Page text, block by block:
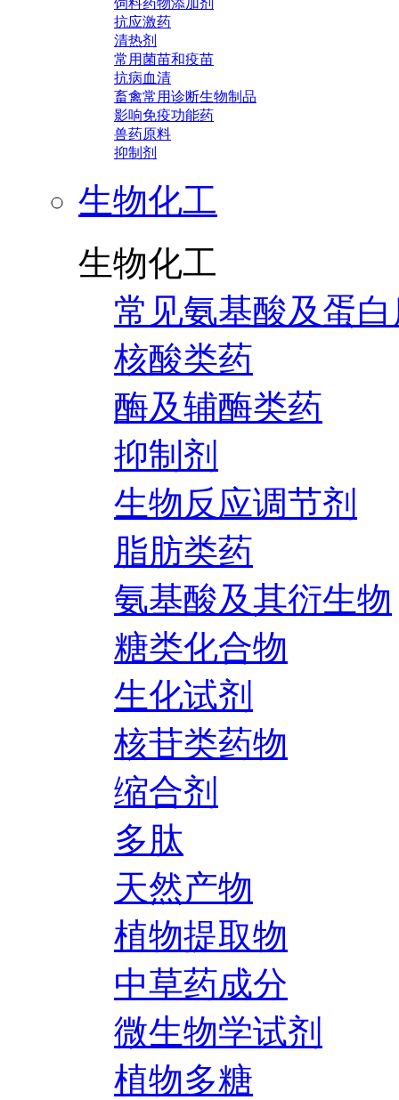
饲料药物添加剂
抗应激药
清热剂
常用菌苗和疫苗
抗病血清
畜禽常用诊断生物制品
影响免疫功能药
兽药原料
抑制剂
生物化工
生物化工
常见氨基酸及蛋
核酸类药
酶及辅酶类药
抑制剂
生物反应调节剂
脂肪类药
氨基酸及其衍生物
糖类化合物
生化试剂
核苷类药物
缩合剂
多肽
天然产物
植物提取物
中草药成分
微生物学试剂
植物多糖